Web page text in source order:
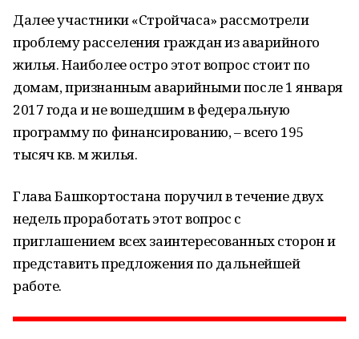
Далее участники «Стройчаса» рассмотрели
проблему расселения граждан из аварийного
жилья. Наиболее остро этот вопрос стоит по
домам, признанным аварийными после 1 января
2017 года и не вошедшим в федеральную
программу по финансированию, – всего 195
тысяч кв. м жилья.
Глава Башкортостана поручил в течение двух
недель проработать этот вопрос с
приглашением всех заинтересованных сторон и
представить предложения по дальнейшей
работе.